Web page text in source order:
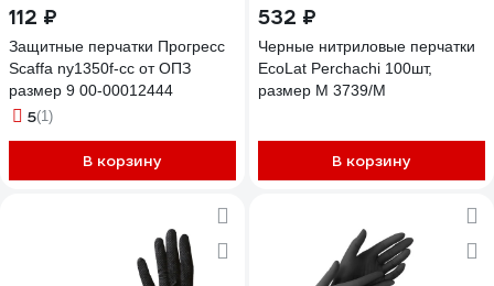
112 ₽
Защитные перчатки Прогресс
Scaffa ny1350f-cc от ОПЗ
размер 9 00-00012444
5(1)
В корзину
532 ₽
Черные нитриловые перчатки
EcoLat Perchachi 100шт,
размер M 3739/M
В корзину